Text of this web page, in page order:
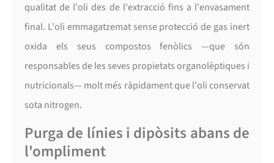
qualitat de l'oli des de l'extracció fins a l'envasament
final. L'oli emmagatzemat sense protecció de gas inert
oxida els seus compostos fenòlics —que són
responsables de les seves propietats organolèptiques i
nutricionals— molt més ràpidament que l'oli conservat
sota nitrogen.
Purga de línies i dipòsits abans de
l'ompliment